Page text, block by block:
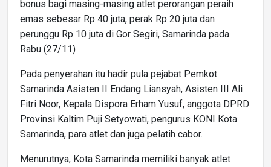
bonus bagi masing-masing atlet perorangan peraih
emas sebesar Rp 40 juta, perak Rp 20 juta dan
perunggu Rp 10 juta di Gor Segiri, Samarinda pada
Rabu (27/11)
Pada penyerahan itu hadir pula pejabat Pemkot
Samarinda Asisten II Endang Liansyah, Asisten III Ali
Fitri Noor, Kepala Dispora Erham Yusuf, anggota DPRD
Provinsi Kaltim Puji Setyowati, pengurus KONI Kota
Samarinda, para atlet dan juga pelatih cabor.
Menurutnya, Kota Samarinda memiliki banyak atlet